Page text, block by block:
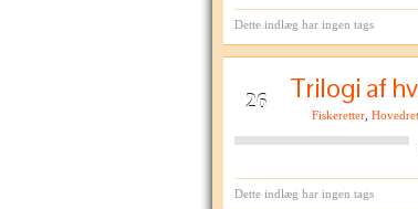
Dette indlæg har ingen tags
26 Trilogi af
Fiskeretter Hovedret
Dette indlæg har ingen tags